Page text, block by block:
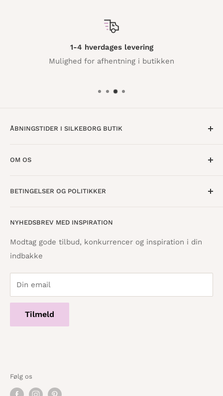
1-4 hverdages levering
Mulighed for afhentning i butikken
ÅBNINGSTIDER I SILKEBORG BUTIK
Fredag · 10:00 - 18:00
Vestergade 8
Tlf.: 86 82 09 25
Telefontid hverdage · 10:00 - 17:00
OM OS
Find butik
BETINGELSER OG POLITIKKER
Tilbagebetalingspolitik
Cookie- og privatlivspolitik
Servicevilkår
NYHEDSBREV MED INSPIRATION
Modtag gode tilbud, konkurrencer og inspiration i din
indbakke
Din email
Tilmeld
Følg os